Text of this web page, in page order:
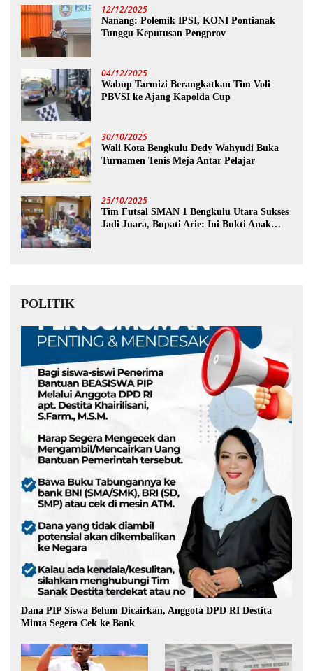
12/12/2025
Nanang: Polemik IPSI, KONI Pontianak
Tunggu Keputusan Pengprov
04/12/2025
Wabup Tarmizi Berangkatkan Tim Voli
PBVSI ke Ajang Kapolda Cup
30/10/2025
Wali Kota Bengkulu Dedy Wahyudi Buka
Turnamen Tenis Meja Antar Pelajar
25/10/2025
Tim Futsal SMAN 1 Bengkulu Utara Sukses
Jadi Juara, Bupati Arie: Ini Bukti Anak
POLITIK
Dana PIP Siswa Belum Dicairkan, Anggota DPD RI Destita
Minta Segera Cek ke Bank